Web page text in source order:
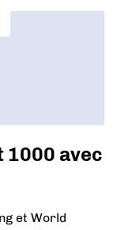
1000 avec
et World